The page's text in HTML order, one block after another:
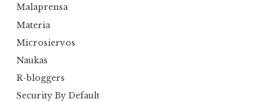
Malaprensa
Materia
Microsiervos
Naukas
R-bloggers
Security By Default